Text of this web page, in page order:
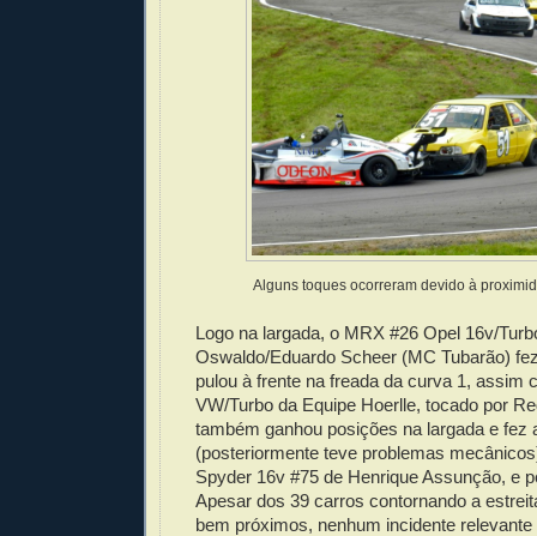
Alguns toques ocorreram devido à
Logo na largada, o MRX #26 Opel 16v/
Oswaldo/Eduardo Scheer (MC Tubarão)
pulou à frente na freada da curva 1, assim
VW/Turbo da Equipe Hoerlle, tocado por
também ganhou posições na largada e fez
(posteriormente teve problemas
Spyder 16v #75 de Henrique Assunção, e
Apesar dos 39 carros contornando a
bem próximos, nenhum incidente